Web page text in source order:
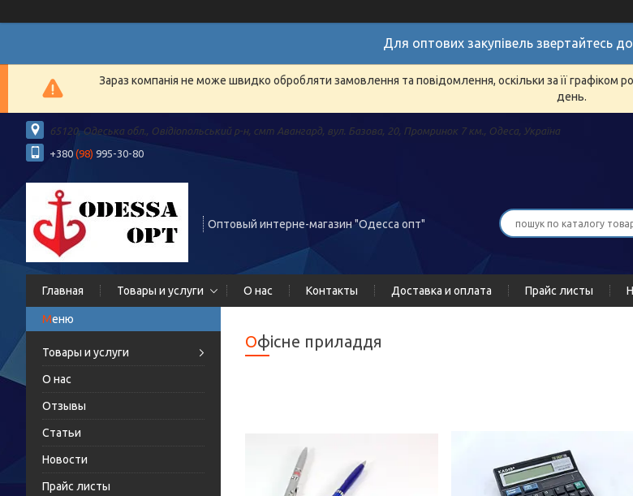
Для оптових закупівель звертайтесь
Зараз компанія не може швидко обробляти замовлення та повідомлення, оскільки за її
день.
65120, Одеська обл., Овідіопольський р-н, смт Авангард, вул. Базова, 20, Промринок 7 км., Одеса, Україна
+380 (98) 995-30-80
Оптовый интерне-магазин "Одесса опт"
Главная Товары и услуги О нас Контакты Доставка и оплата Прайс листы
Товары и услуги
О нас
Отзывы
Статьи
Новости
Прайс листы
Офісне приладдя